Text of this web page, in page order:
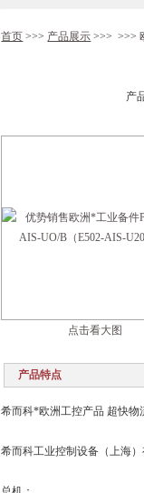
首页 >>> 产品展示 >>> >>>
产
点击看大图
产品特点
希而科*欧洲工控产品 超快物
希而科工业控制设备（上海